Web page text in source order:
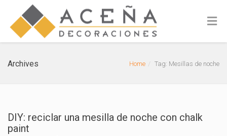
Archives Home Tag: Mesillas de noche
DIY: reciclar una mesilla de noche con chalk
paint